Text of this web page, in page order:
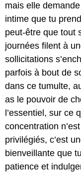
mais elle
intime que tu
peut-être que tout
journées filent à
sollicitations
parfois à bout de
dans ce tumulte,
as le pouvoir de
l’essentiel, sur ce
concentration
privilégiés, c’est
bienveillante que
patience et